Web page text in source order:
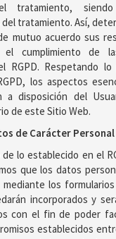
tratamiento, siendo
tratamiento. Así,
mutuo acuerdo sus
cumplimiento de
RGPD. Respetando
los aspectos
a disposición del
de este Sitio Web.
de Carácter Personal
lo establecido en el
que los datos
los
incorporados y
con el fin de poder
establecidos